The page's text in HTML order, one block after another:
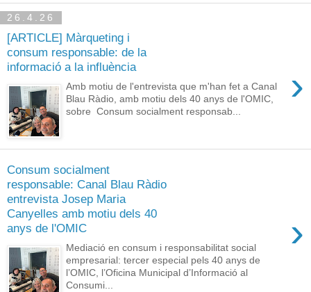
26.4.26
[ARTICLE] Màrqueting i
consum responsable: de la
informació a la influència
›
Amb motiu de l'entrevista que m'han fet a Canal
Blau Ràdio, amb motiu dels 40 anys de l'OMIC,
sobre Consum socialment responsab...
Consum socialment
responsable: Canal Blau Ràdio
entrevista Josep Maria
Canyelles amb motiu dels 40
anys de l'OMIC
›
Mediació en consum i responsabilitat social
empresarial: tercer especial pels 40 anys de
l’OMIC, l’Oficina Municipal d’Informació al
Consumi...